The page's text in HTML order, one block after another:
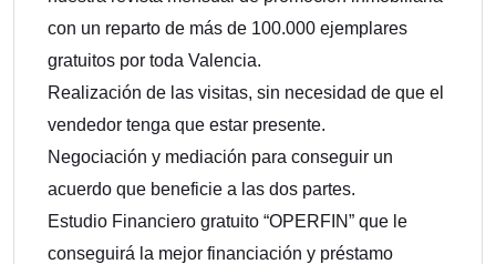
con un reparto de más de 100.000 ejemplares
gratuitos por toda Valencia.
Realización de las visitas, sin necesidad de que el
vendedor tenga que estar presente.
Negociación y mediación para conseguir un
acuerdo que beneficie a las dos partes.
Estudio Financiero gratuito “OPERFIN” que le
conseguirá la mejor financiación y préstamo